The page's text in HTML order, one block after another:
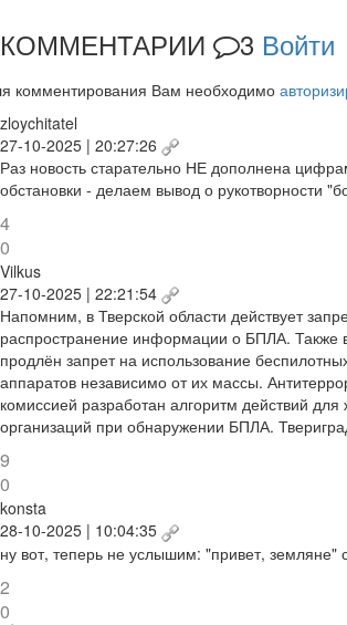
КОММЕНТАРИИ 3 Войти
комментирования Вам необходимо
zloychitatel
27-10-2025 | 20:27:26
Раз новость старательно НЕ дополнена
обстановки - делаем вывод о рукотворности
4
0
Vilkus
27-10-2025 | 22:21:54
Напомним, в Тверской области действует
распространение информации о БПЛА. Также
продлён запрет на использование
аппаратов независимо от их массы.
комиссией разработан алгоритм действий для
организаций при обнаружении БПЛА.
9
0
konsta
28-10-2025 | 10:04:35
ну вот, теперь не услышим: "привет, земляне"
2
0